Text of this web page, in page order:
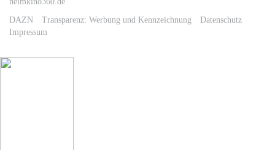
DAZN
Transparenz: Werbung und Kennzeichnung
Datenschutz
Impressum